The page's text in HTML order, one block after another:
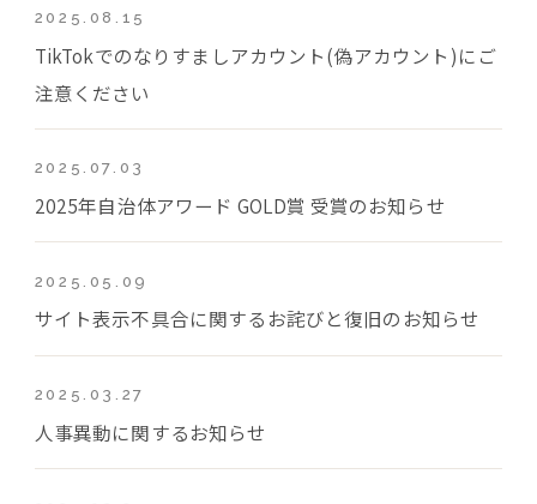
2025.08.15
TikTokでのなりすましアカウント(偽アカウント)にご
注意ください
2025.07.03
2025年自治体アワード GOLD賞 受賞のお知らせ
2025.05.09
サイト表示不具合に関するお詫びと復旧のお知らせ
2025.03.27
人事異動に関するお知らせ